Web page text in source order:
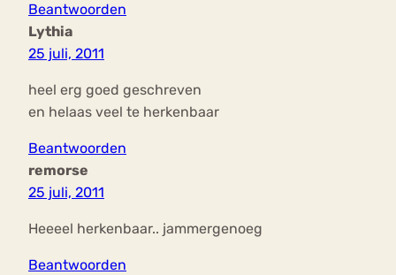
Beantwoorden
Lythia
25 juli, 2011
heel erg goed geschreven
en helaas veel te herkenbaar
Beantwoorden
remorse
25 juli, 2011
Heeeel herkenbaar.. jammergenoeg
Beantwoorden